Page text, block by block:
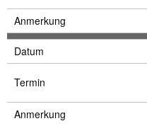
Anmerkung
Datum
Termin
Anmerkung